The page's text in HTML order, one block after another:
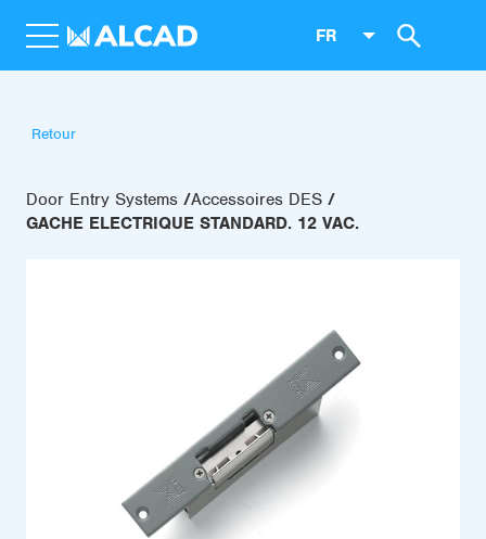
FR
Retour
Door Entry Systems Accessoires DES
GACHE ELECTRIQUE STANDARD. 12 VAC.